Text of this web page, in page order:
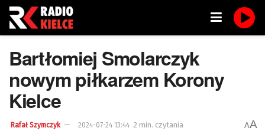
Bartłomiej Smolarczyk
nowym piłkarzem Korony
Kielce
Rafał Szymczyk 2024-07-24 13:44 2 min. czytania AA